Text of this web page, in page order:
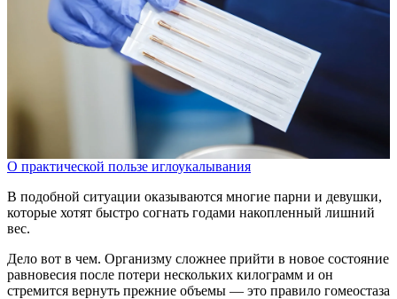
О практической пользе иглоукалывания
В подобной ситуации оказываются многие парни и девушки,
которые хотят быстро согнать годами накопленный лишний
вес.
Дело вот в чем. Организму сложнее прийти в новое состояние
равновесия после потери нескольких килограмм и он
стремится вернуть прежние объемы — это правило гомеостаза